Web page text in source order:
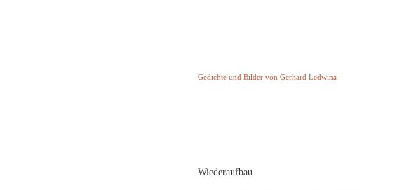
Gedichte und Bilder von Gerhard Ledwina
Wiederaufbau